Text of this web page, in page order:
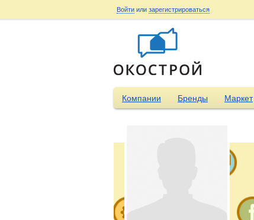
Войти или зарегистрироваться
Компании Бренды Маркет